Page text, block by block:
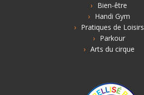
Bien-être
Handi Gym
Pratiques de Loisirs
Parkour
Arts du cirque